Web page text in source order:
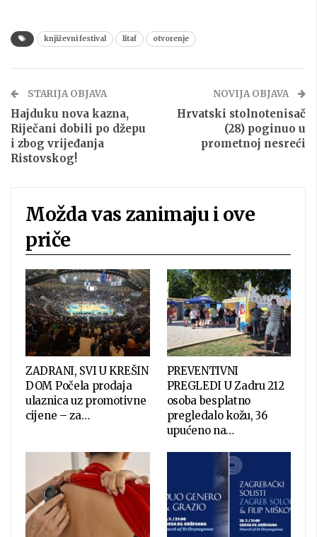
književni festival litaf otvorenje
STARIJA OBJAVA
Hajduku nova kazna,
Riječani dobili po džepu
i zbog vrijeđanja
Ristovskog!
NOVIJA OBJAVA
Hrvatski stolnotenisač
(28) poginuo u
prometnoj nesreći
Možda vas zanimaju i ove
priče
ZADRANI, SVI U KREŠIN
DOM Počela prodaja
ulaznica uz promotivne
cijene – za…
PREVENTIVNI
PREGLEDI U Zadru 212
osoba besplatno
pregledalo kožu, 36
upućeno na…